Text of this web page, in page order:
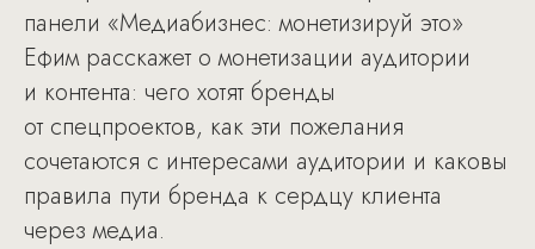
панели «Медиабизнес: монетизируй это»
Ефим расскажет о монетизации аудитории
и контента: чего хотят бренды
от спецпроектов, как эти пожелания
сочетаются с интересами аудитории и каковы
правила пути бренда к сердцу клиента
через медиа.